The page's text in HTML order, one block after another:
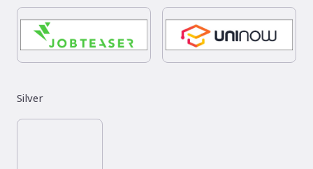
Silver